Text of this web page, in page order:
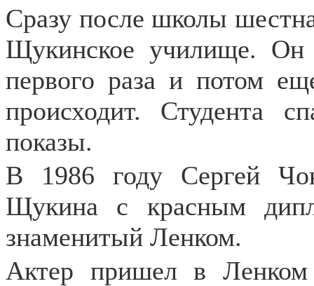
Сразу после школы
Щукинское училище.
первого раза и потом
происходит. Студента
показы.
В 1986 году Сергей
Щукина с красным
знаменитый Ленком.
Актер пришел в Ленком